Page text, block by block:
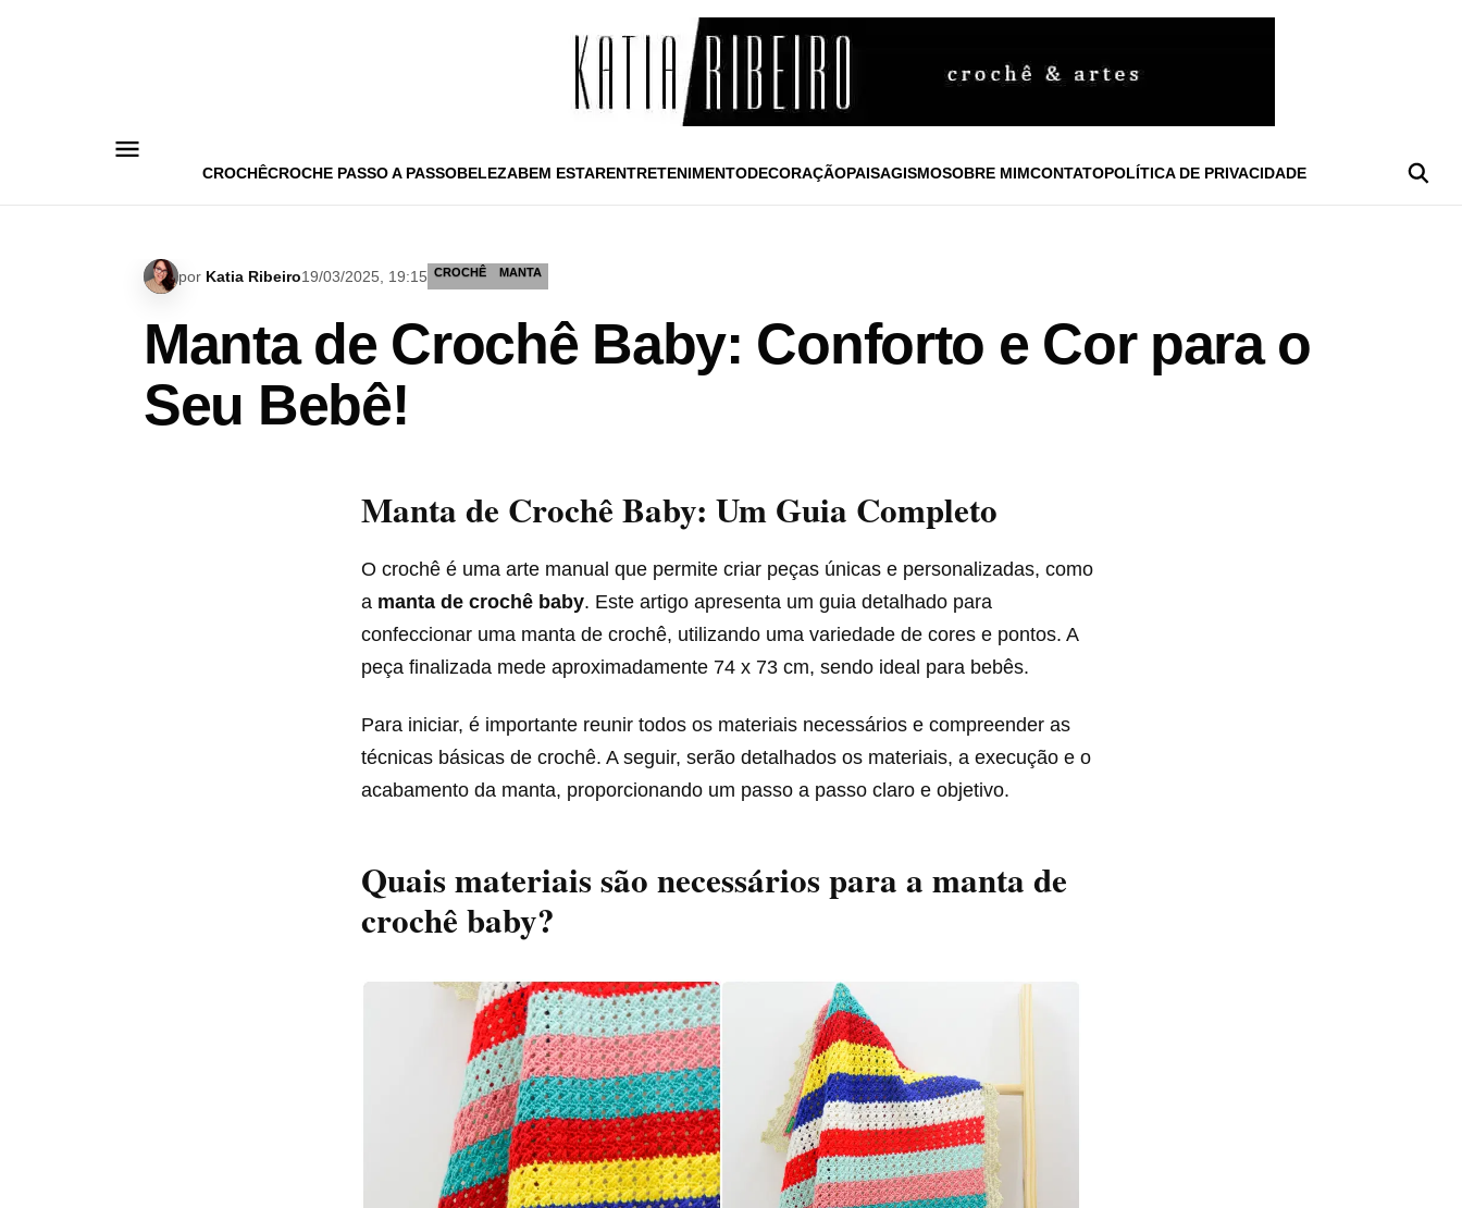
CROCHÊCROCHE PASSO A PASSOBELEZABEM ESTARENTRETENIMENTODECORAÇÃOPAISAGISMOSOBRE MIMCONTATOPOLÍTICA DE PRIVACIDADE
por Katia Ribeiro19/03/2025, 19:15 CROCHÊ MANTA
Manta de Crochê Baby: Conforto e Cor para o
Seu Bebê!
Manta de Crochê Baby: Um Guia Completo
O crochê é uma arte manual que permite criar peças únicas e personalizadas, como
a manta de crochê baby. Este artigo apresenta um guia detalhado para
confeccionar uma manta de crochê, utilizando uma variedade de cores e pontos. A
peça finalizada mede aproximadamente 74 x 73 cm, sendo ideal para bebês.
Para iniciar, é importante reunir todos os materiais necessários e compreender as
técnicas básicas de crochê. A seguir, serão detalhados os materiais, a execução e o
acabamento da manta, proporcionando um passo a passo claro e objetivo.
Quais materiais são necessários para a manta de
crochê baby?